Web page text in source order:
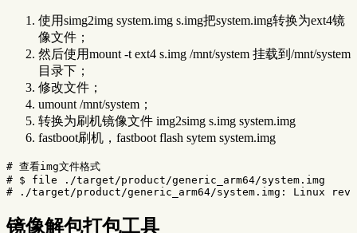
使用simg2img system.img s.img把system.img转换为ext4镜
像文件；
然后使用mount -t ext4 s.img /mnt/system 挂载到/mnt/system
目录下；
修改文件；
umount /mnt/system；
转换为刷机镜像文件 img2simg s.img system.img
fastboot刷机，fastboot flash sytem system.img
# 查看img文件格式
# $ file ./target/product/generic_arm64/system.img
# ./target/product/generic_arm64/system.img: Linux
镜像解包打包工具